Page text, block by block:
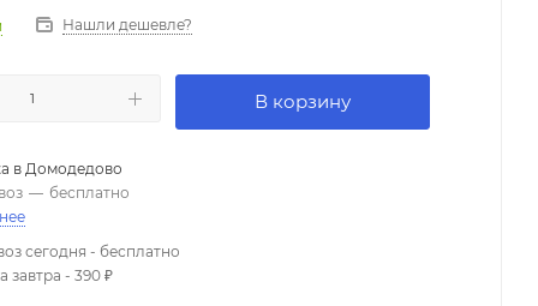
Нашли дешевле?
В корзину
в Домодедово
— бесплатно
сегодня - бесплатно
завтра - 390 ₽